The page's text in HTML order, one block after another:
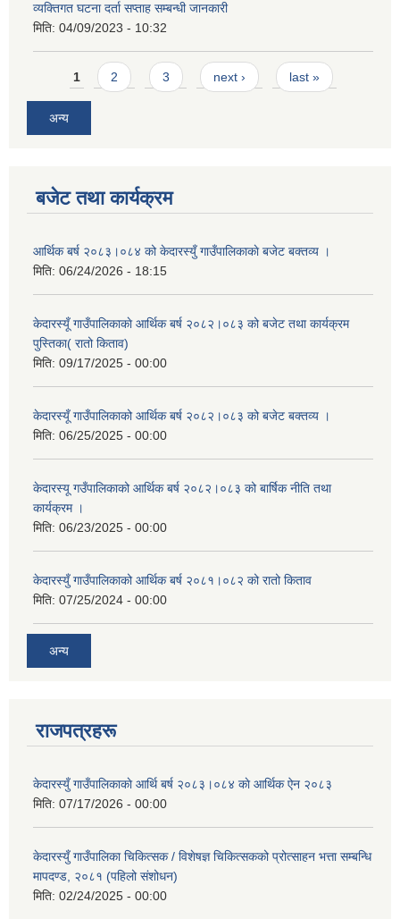
व्यक्तिगत घटना दर्ता सप्ताह सम्बन्धी जानकारी
मिति: 04/09/2023 - 10:32
Pages
1 2 3 next › last »
अन्य
बजेट तथा कार्यक्रम
आर्थिक बर्ष २०८३।०८४ को केदारस्युँ गाउँपालिकाकाे बजेट बक्तव्य ।
मिति: 06/24/2026 - 18:15
केदारस्यूँ गाउँपालिकाकाे आर्थिक बर्ष २०८२।०८३ को बजेट तथा कार्यक्रम
पुस्तिका( रातो किताव)
मिति: 09/17/2025 - 00:00
केदारस्यूँ गाउँपालिकाको आर्थिक बर्ष २०८२।०८३ को बजेट बक्तव्य ।
मिति: 06/25/2025 - 00:00
केदारस्यू गउँपालिकाको आर्थिक बर्ष २०८२।०८३ को बार्षिक नीति तथा
कार्यक्रम ।
मिति: 06/23/2025 - 00:00
केदारस्युँ गाउँपालिकाको आर्थिक बर्ष २०८१।०८२ को रातो किताव
मिति: 07/25/2024 - 00:00
अन्य
राजपत्रहरू
केदारस्युँ गाउँपालिकाकाे आर्थि बर्ष २०८३।०८४ काे आर्थिक ऐन २०८३
मिति: 07/17/2026 - 00:00
केदारस्युँ गाउँपालिका चिकित्सक / विशेषज्ञ चिकित्सकको प्रोत्साहन भत्ता सम्बन्धि
मापदण्ड, २०८१ (पहिलो संशोधन)
मिति: 02/24/2025 - 00:00